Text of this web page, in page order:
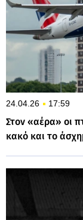
24.04.26 17:59
Στον «αέρα» οι
κακό και το